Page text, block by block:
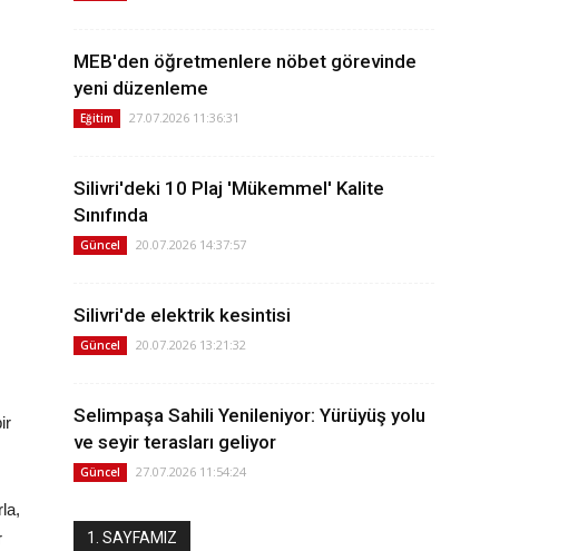
MEB'den öğretmenlere nöbet görevinde
yeni düzenleme
Eğitim 27.07.2026 11:36:31
Silivri'deki 10 Plaj 'Mükemmel' Kalite
Sınıfında
Güncel 20.07.2026 14:37:57
Silivri'de elektrik kesintisi
Güncel 20.07.2026 13:21:32
Selimpaşa Sahili Yenileniyor: Yürüyüş yolu
ve seyir terasları geliyor
Güncel 27.07.2026 11:54:24
1. SAYFAMIZ